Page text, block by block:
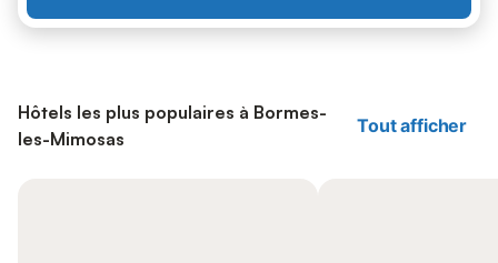
Hôtels les plus populaires à Bormes-
les-Mimosas
Tout afficher